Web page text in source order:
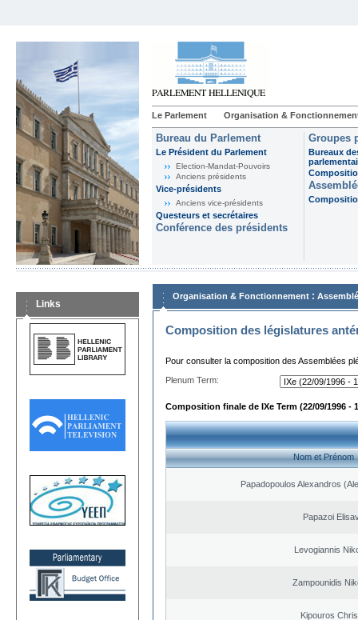
Le Parlement Organisation &
Bureau du Parlement
Le Président du Parlement
Election-Mandat-Pouvoirs
Anciens présidents
Vice-présidents
Anciens vice-présidents
Questeurs et secrétaires
Conférence des présidents
Groupes
Bureaux
Links
Organisation & Fonctionnement :
Composition des législatures
Pour consulter la composition des Assemblées
Plenum Term:
Composition finale de IXe Term (22/09/1996 -
Nom et Prénom
Papadopoulos Alexandros
Papazoi
Levogiannis
Zampounidis
Kipouros